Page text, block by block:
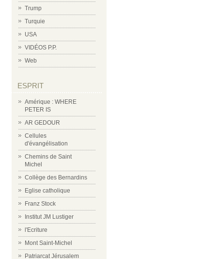
Trump
Turquie
USA
VIDÉOS P.P.
Web
ESPRIT
Amérique : WHERE
PETER IS
AR GEDOUR
Cellules
d'évangélisation
Chemins de Saint
Michel
Collège des Bernardins
Eglise catholique
Franz Stock
Institut JM Lustiger
l'Ecriture
Mont Saint-Michel
Patriarcat Jérusalem